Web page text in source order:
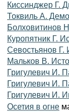
Киссинджер Г.
Токвиль А.
Болховитинов
Куропятник Г.
Севостьянов Г.
Мальков В.
Григулевич И.
Григулевич И.
Григулевич И.
Осетия в огне